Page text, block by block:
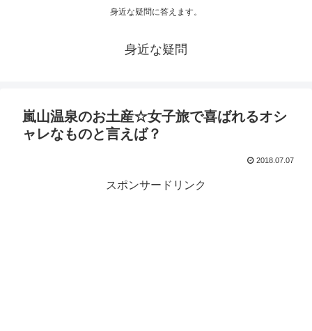
身近な疑問に答えます。
身近な疑問
嵐山温泉のお土産☆女子旅で喜ばれるオシ
ャレなものと言えば？
2018.07.07
スポンサードリンク